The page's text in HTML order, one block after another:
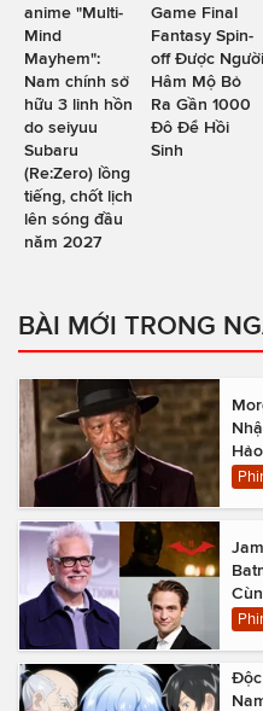
anime "Multi-
Mind
Mayhem":
Nam chính sở
hữu 3 linh hồn
do seiyuu
Subaru
(Re:Zero) lồng
tiếng, chốt lịch
lên sóng đầu
năm 2027
Game Final
Fantasy Spin-
off Được Người
Hâm Mộ Bỏ
Ra Gần 1000
Đô Để Hồi
Sinh
BÀI MỚI TRONG
Hảo
Độc